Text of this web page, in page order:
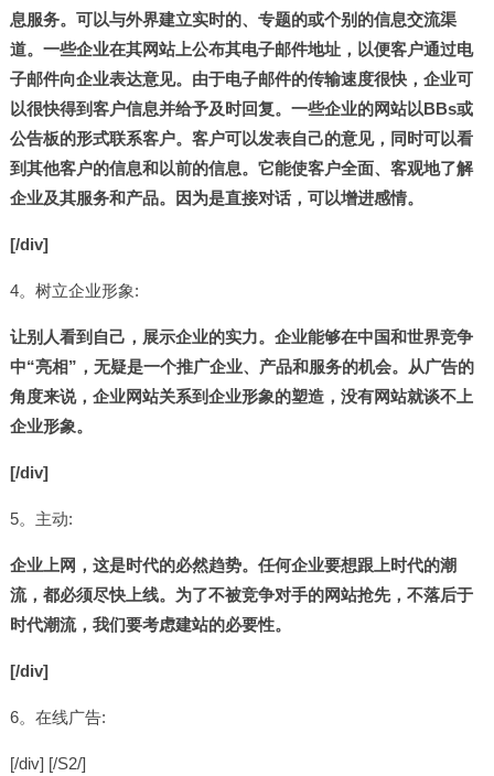
息服务。可以与外界建立实时的、专题的或个别的信息交流渠
道。一些企业在其网站上公布其电子邮件地址，以便客户通过电
子邮件向企业表达意见。由于电子邮件的传输速度很快，企业可
以很快得到客户信息并给予及时回复。一些企业的网站以BBs或
公告板的形式联系客户。客户可以发表自己的意见，同时可以看
到其他客户的信息和以前的信息。它能使客户全面、客观地了解
企业及其服务和产品。因为是直接对话，可以增进感情。
[/div]
4。树立企业形象:
让别人看到自己，展示企业的实力。企业能够在中国和世界竞争
中“亮相”，无疑是一个推广企业、产品和服务的机会。从广告的
角度来说，企业网站关系到企业形象的塑造，没有网站就谈不上
企业形象。
[/div]
5。主动:
企业上网，这是时代的必然趋势。任何企业要想跟上时代的潮
流，都必须尽快上线。为了不被竞争对手的网站抢先，不落后于
时代潮流，我们要考虑建站的必要性。
[/div]
6。在线广告:
[/div] [/S2/]